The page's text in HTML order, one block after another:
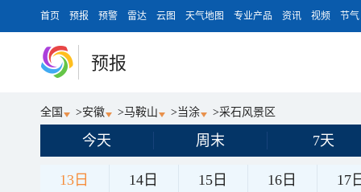
首页 预报 预警 雷达 云图 天气地图 专业产品 资讯 视频 节气
预报
全国 >安徽 >马鞍山 > 当涂 >采石风景区
今天 周末 7天
13日 14日 15日 16日 17